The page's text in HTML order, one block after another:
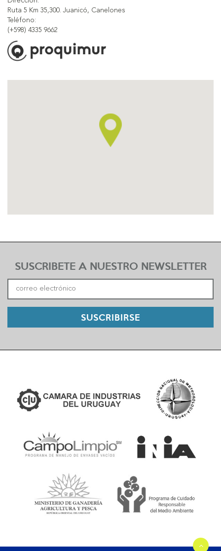
Ruta 5 Km 35,300. Juanicó, Canelones
Teléfono:
(+598) 4335 9662
SUSCRIBETE A NUESTRO NEWSLETTER
SUSCRIBIRSE